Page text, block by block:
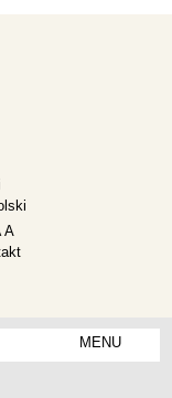
czcionkę
standardowy rozmiar czcionki
A
MENU